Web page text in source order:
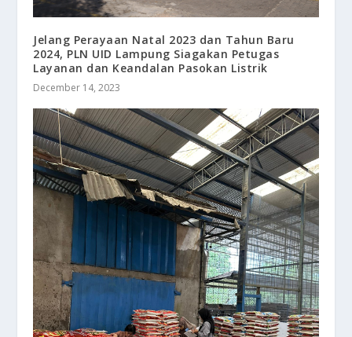
Jelang Perayaan Natal 2023 dan Tahun Baru
2024, PLN UID Lampung Siagakan Petugas
Layanan dan Keandalan Pasokan Listrik
December 14, 2023